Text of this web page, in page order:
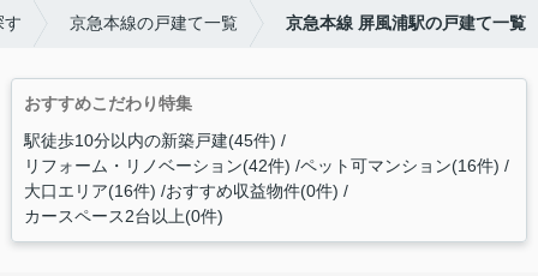
す 京急本線の戸建て一覧 京急本線 屏風浦駅の戸建て一覧
おすすめこだわり特集
駅徒歩10分以内の新築戸建(45件)
リフォーム・リノベーション(42件) ペット可マンション(16件)
大口エリア(16件) おすすめ収益物件(0件)
カースペース2台以上(0件)